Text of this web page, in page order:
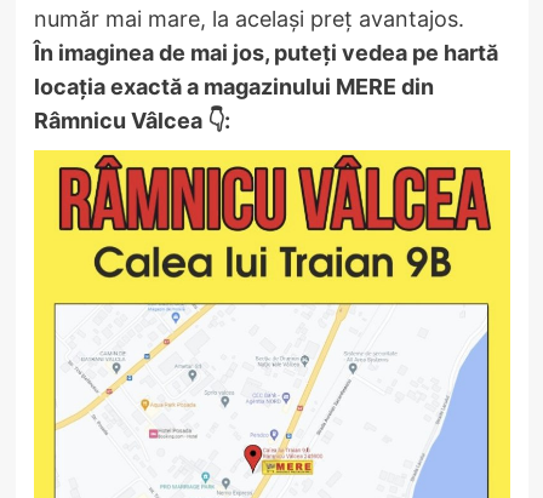
număr mai mare, la același preț avantajos.
În imaginea de mai jos, puteți vedea pe hartă
locația exactă a magazinului MERE din
Râmnicu Vâlcea 👇: